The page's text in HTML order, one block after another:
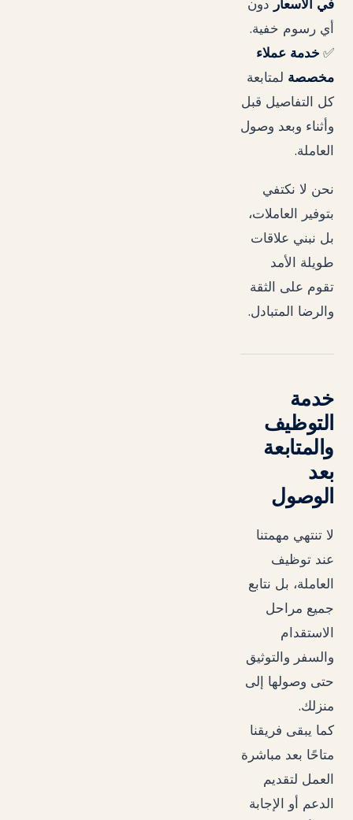
في الأسعار دون
أي رسوم خفية.
✅ خدمة عملاء
مخصصة لمتابعة
كل التفاصيل قبل
وأثناء وبعد وصول
العاملة.
نحن لا نكتفي
بتوفير العاملات،
بل نبني علاقات
طويلة الأمد
تقوم على الثقة
والرضا المتبادل.
خدمة
التوظيف
والمتابعة
بعد
الوصول
لا تنتهي مهمتنا
عند توظيف
العاملة، بل نتابع
جميع مراحل
الاستقدام
والسفر والتوثيق
حتى وصولها إلى
منزلك.
كما يبقى فريقنا
متاحًا بعد مباشرة
العمل لتقديم
الدعم أو الإجابة